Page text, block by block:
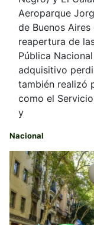
Aeroparque
de Buenos
reapertura de
Pública
adquisitivo
también realizó
como el
y
Nacional